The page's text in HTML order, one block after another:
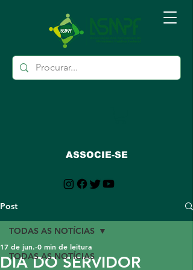
ASSOCIE-SE
Post
TODAS AS NOTÍCIAS
TODAS AS NOTÍCIAS
DIA DO SERVIDOR
17 de jun. 0 min de leitura